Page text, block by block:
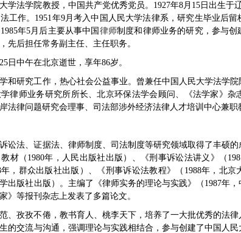
学法学院教授，中国共产党优秀党员。1927年8月15日出生于
工作。1951年9月考入中国人民大学法律系，研究生毕业后
年5月后主要从事中国 律师制度和律师业务的研究，参与
先后担任常务副主任、主任职务。
日中午在北京逝世，享年86岁。
和研究工作，热心社会公益事业。曾兼任中国人民大学法学
律师业务研究所所长、北京环保法学会顾问、《法学家》杂
法律问题研究会理事、司法部涉外经济法律人才培训中心兼职
讼法、证据法、律师制度、司法制度等研究领域取得了丰硕
材（1980年，人民出版社出版）、《刑事诉讼法讲义》（
年，群众出版社出版）、《刑事诉讼法教程》（1988年，北
学出版社出版）。主编了《律师实务的理论与实践》（1987年
》等报刊杂志上发表了多篇论文。
、孜孜不倦，教书育人、桃李天下，培养了一大批优秀的法
的交流与沟通，强调理论与实践相结合，参与创建了中国人